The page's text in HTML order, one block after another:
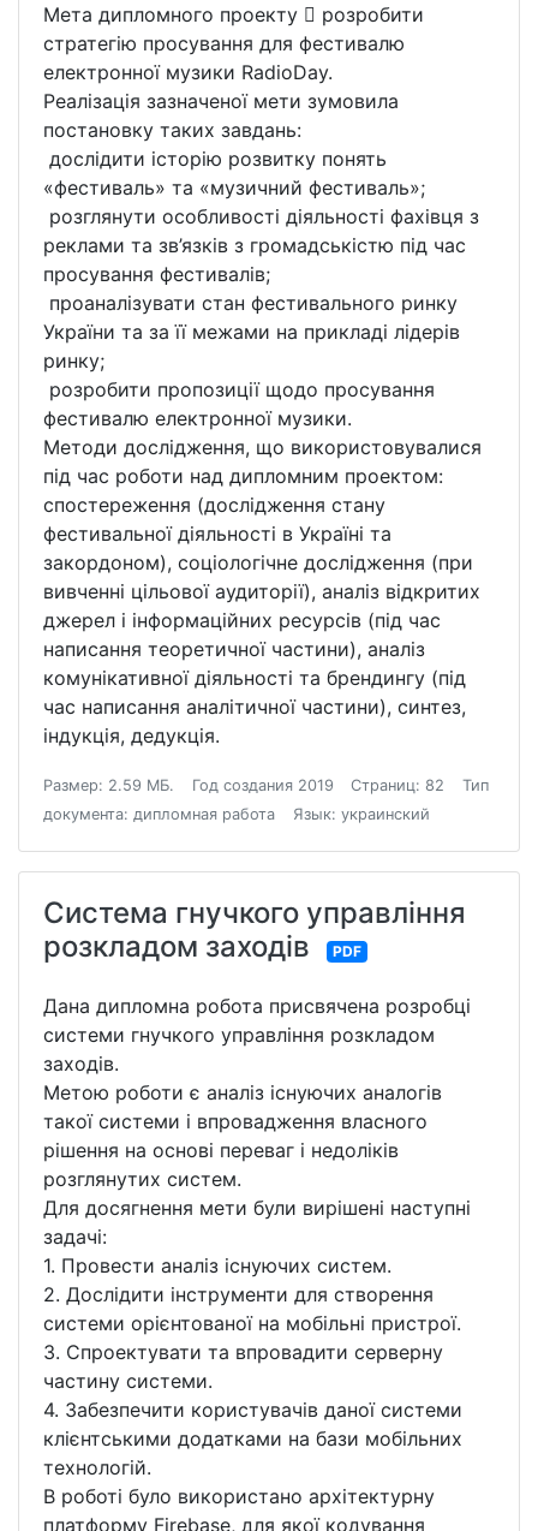
Мета дипломного проекту  розробити
стратегію просування для фестивалю
електронної музики RadioDay.
Реалізація зазначеної мети зумовила
постановку таких завдань:
­ дослідити історію розвитку понять
«фестиваль» та «музичний фестиваль»;
­ розглянути особливості діяльності фахівця з
реклами та зв’язків з громадськістю під час
просування фестивалів;
­ проаналізувати стан фестивального ринку
України та за її межами на прикладі лідерів
ринку;
­ розробити пропозиції щодо просування
фестивалю електронної музики.
Методи дослідження, що використовувалися
під час роботи над дипломним проектом:
спостереження (дослідження стану
фестивальної діяльності в Україні та
закордоном), соціологічне дослідження (при
вивченні цільової аудиторії), аналіз відкритих
джерел і інформаційних ресурсів (під час
написання теоретичної частини), аналіз
комунікативної діяльності та брендингу (під
час написання аналітичної частини), синтез,
індукція, дедукція.
Размер: 2.59 МБ. Год создания 2019 Страниц: 82
Тип
документа: дипломная работа
Язык: украинский
Система гнучкого управління
розкладом заходів
PDF
Дана дипломна робота присвячена розробці
системи гнучкого управління розкладом
заходів.
Метою роботи є аналіз існуючих аналогів
такої системи і впровадження власного
рішення на основі переваг і недоліків
розглянутих систем.
Для досягнення мети були вирішені наступні
задачі:
1. Провести аналіз існуючих систем.
2. Дослідити інструменти для створення
системи орієнтованої на мобільні пристрої.
3. Спроектувати та впровадити серверну
частину системи.
4. Забезпечити користувачів даної системи
клієнтськими додатками на бази мобільних
технологій.
В роботі було використано архітектурну
платформу Firebase, для якої кодування